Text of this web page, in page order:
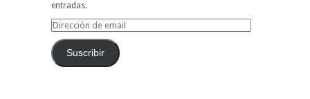
entradas.
Dirección
emailSuscribir